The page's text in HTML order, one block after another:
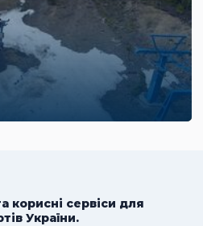
корисні сервіси для
України.